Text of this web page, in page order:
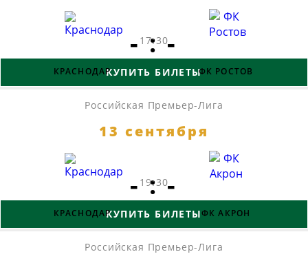
КРАСНОДАР
- : -
ФК РОСТОВ
17:30
КУПИТЬ БИЛЕТЫ
Российская Премьер-Лига
13 сентября
КРАСНОДАР
- : -
ФК АКРОН
19:30
КУПИТЬ БИЛЕТЫ
Российская Премьер-Лига